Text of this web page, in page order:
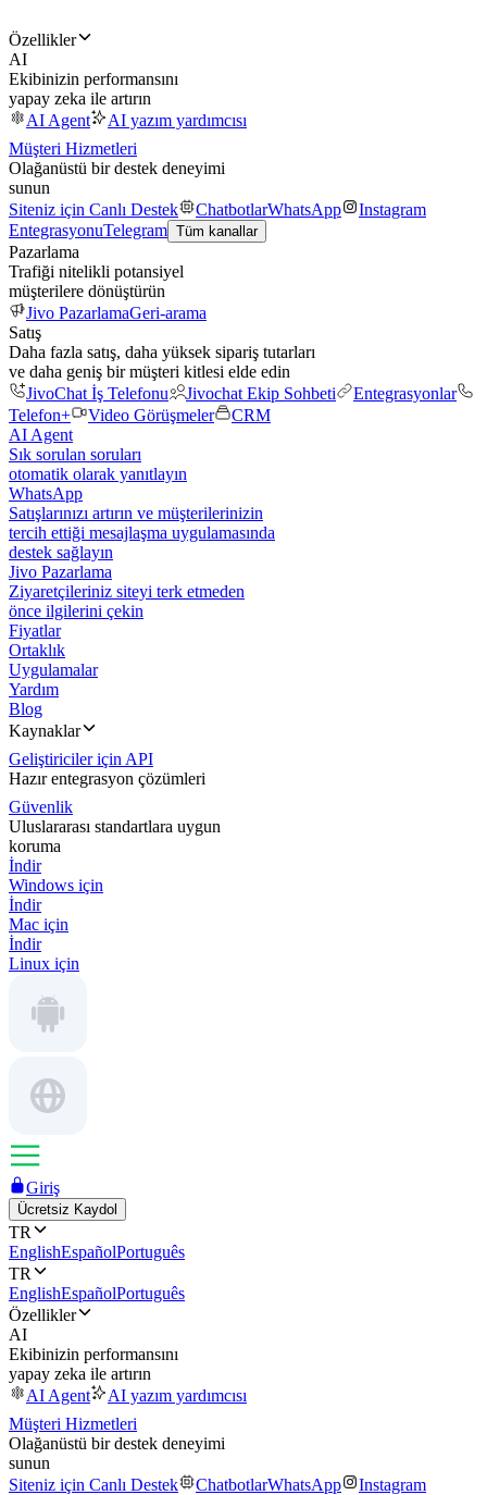
Özellikler
AI
Ekibinizin performansını
yapay zeka ile artırın
AI Agent
AI yazım yardımcısı
Müşteri Hizmetleri
Olağanüstü bir destek deneyimi
sunun
Siteniz için Canlı Destek
ChatbotlarWhatsApp
Instagram
EntegrasyonuTelegram Tüm kanallar
Pazarlama
Trafiği nitelikli potansiyel
müşterilere dönüştürün
Jivo PazarlamaGeri-arama
Satış
Daha fazla satış, daha yüksek sipariş tutarları
ve daha geniş bir müşteri kitlesi elde edin
JivoChat İş Telefonu
Jivochat Ekip Sohbeti
Entegrasyonlar
Telefon+
Video Görüşmeler
CRM
AI Agent
Sık sorulan soruları
otomatik olarak yanıtlayın
WhatsApp
Satışlarınızı artırın ve müşterilerinizin
tercih ettiği mesajlaşma uygulamasında
destek sağlayın
Jivo Pazarlama
Ziyaretçileriniz siteyi terk etmeden
önce ilgilerini çekin
Fiyatlar
Ortaklık
Uygulamalar
Yardım
Blog
Kaynaklar
Geliştiriciler için API
Hazır entegrasyon çözümleri
Güvenlik
Uluslararası standartlara uygun
koruma
İndir
Windows için
İndir
Mac için
İndir
Linux için
Giriş
Ücretsiz Kaydol
TR
EnglishEspañolPortuguês
TR
EnglishEspañolPortuguês
Özellikler
AI
Ekibinizin performansını
yapay zeka ile artırın
AI Agent
AI yazım yardımcısı
Müşteri Hizmetleri
Olağanüstü bir destek deneyimi
sunun
Siteniz için Canlı Destek
ChatbotlarWhatsApp
Instagram